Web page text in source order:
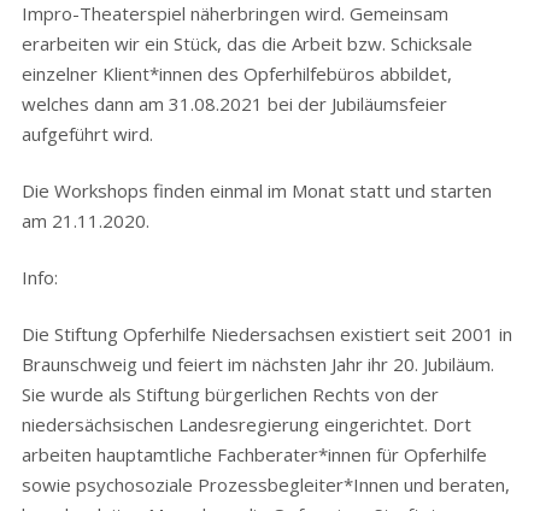
Impro-Theaterspiel näherbringen wird. Gemeinsam
erarbeiten wir ein Stück, das die Arbeit bzw. Schicksale
einzelner Klient*innen des Opferhilfebüros abbildet,
welches dann am 31.08.2021 bei der Jubiläumsfeier
aufgeführt wird.
Die Workshops finden einmal im Monat statt und starten
am 21.11.2020.
Info:
Die Stiftung Opferhilfe Niedersachsen existiert seit 2001 in
Braunschweig und feiert im nächsten Jahr ihr 20. Jubiläum.
Sie wurde als Stiftung bürgerlichen Rechts von der
niedersächsischen Landesregierung eingerichtet. Dort
arbeiten hauptamtliche Fachberater*innen für Opferhilfe
sowie psychosoziale Prozessbegleiter*Innen und beraten,